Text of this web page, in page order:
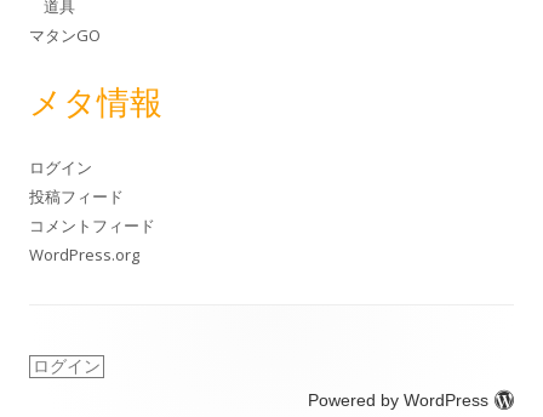
道具
マタンGO
メタ情報
ログイン
投稿フィード
コメントフィード
WordPress.org
ログイン
Powered by WordPress